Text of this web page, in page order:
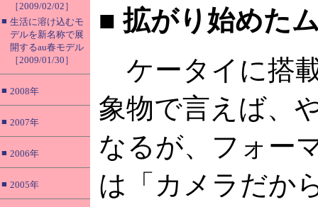
［2009/02/02］
■ 生活に溶け込むモ
デルを新名称で展
開するau春モデル
［2009/01/30］
■ 2008年
■ 2007年
■ 2006年
■ 2005年
■ 拡がり始めた
ケータイに搭
象物で言えば、
なるが、フォー
は「カメラだか